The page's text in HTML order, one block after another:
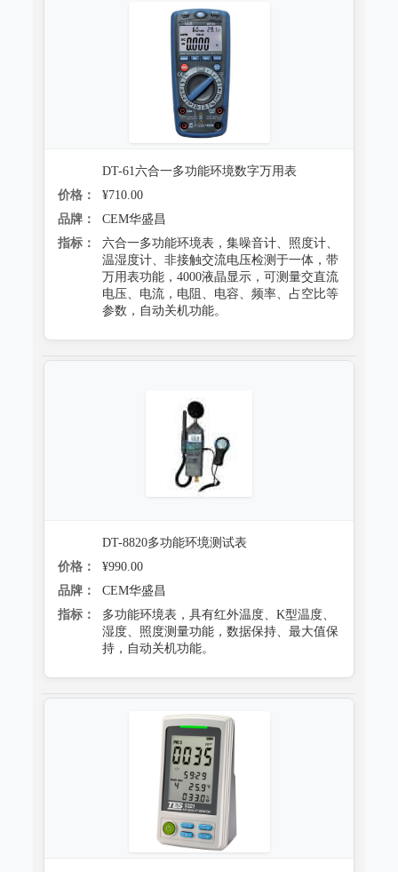
DT-61六合一多功能环境数字万用表
价格：
¥710.00
品牌：
CEM华盛昌
指标：
六合一多功能环境表，集噪音计、照度计、
温湿度计、非接触交流电压检测于一体，带
万用表功能，4000液晶显示，可测量交直流
电压、电流，电阻、电容、频率、占空比等
参数，自动关机功能。
DT-8820多功能环境测试表
价格：
¥990.00
品牌：
CEM华盛昌
指标：
多功能环境表，具有红外温度、K型温度、
湿度、照度测量功能，数据保持、最大值保
持，自动关机功能。